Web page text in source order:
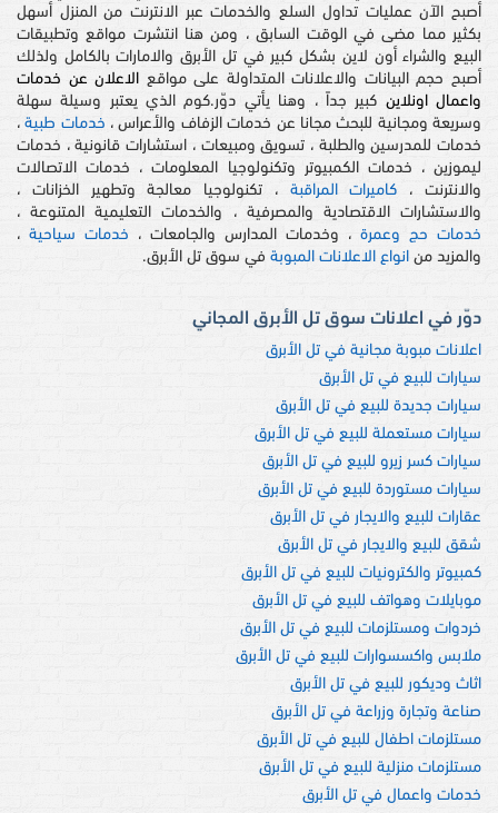
أصبح الآن عمليات تداول السلع والخدمات عبر الانترنت من المنزل أسهل
بكثير مما مضى في الوقت السابق ، ومن هنا انتشرت مواقع وتطبيقات
البيع والشراء أون لاين بشكل كبير في تل الأبرق والامارات بالكامل ولذلك
أصبح حجم البيانات والاعلانات المتداولة على مواقع
الاعلان عن خدمات
واعمال اونلاين كبير جداً ، وهنا يأتي دوّر.كوم الذي يعتبر وسيلة سهلة
وسريعة ومجانية للبحث مجانا عن خدمات الزفاف والأعراس ، خدمات طبية،
خدمات للمدرسين والطلبة ، تسويق ومبيعات ، استشارات قانونية ، خدمات
ليموزين ، خدمات الكمبيوتر وتكنولوجيا المعلومات ، خدمات الاتصالات
والانترنت ، كاميرات المراقبة ، تكنولوجيا معالجة وتطهير الخزانات ،
والاستشارات الاقتصادية والمصرفية ، والخدمات التعليمية المتنوعة ،
خدمات حج وعمرة ، وخدمات المدارس والجامعات ، خدمات سياحية ،
والمزيد من انواع الاعلانات المبوبة في سوق تل الأبرق.
دوّر في اعلانات سوق تل الأبرق المجاني
اعلانات مبوبة مجانية في تل الأبرق
سيارات للبيع في تل الأبرق
سيارات جديدة للبيع في تل الأبرق
سيارات مستعملة للبيع في تل الأبرق
سيارات كسر زيرو للبيع في تل الأبرق
سيارات مستوردة للبيع في تل الأبرق
عقارات للبيع والايجار في تل الأبرق
شقق للبيع والايجار في تل الأبرق
كمبيوتر والكترونيات للبيع في تل الأبرق
موبايلات وهواتف للبيع في تل الأبرق
خردوات ومستلزمات للبيع في تل الأبرق
ملابس واكسسوارات للبيع في تل الأبرق
اثاث وديكور للبيع في تل الأبرق
صناعة وتجارة وزراعة في تل الأبرق
مستلزمات اطفال للبيع في تل الأبرق
مستلزمات منزلية للبيع في تل الأبرق
خدمات واعمال في تل الأبرق